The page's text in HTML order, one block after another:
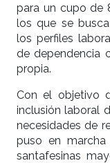
para un cupo de
los que se
los perfiles
de dependencia
propia.
Con el objetivo
inclusión laboral
necesidades de
puso en
santafesinas